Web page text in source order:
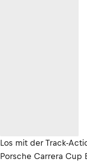
Los mit der Track-
Porsche Carrera Cup